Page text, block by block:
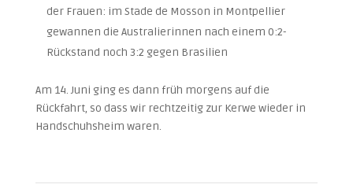
der Frauen: im Stade de Mosson in Montpellier
gewannen die Australierinnen nach einem 0:2-
Rückstand noch 3:2 gegen Brasilien
Am 14. Juni ging es dann früh morgens auf die
Rückfahrt, so dass wir rechtzeitig zur Kerwe wieder in
Handschuhsheim waren.